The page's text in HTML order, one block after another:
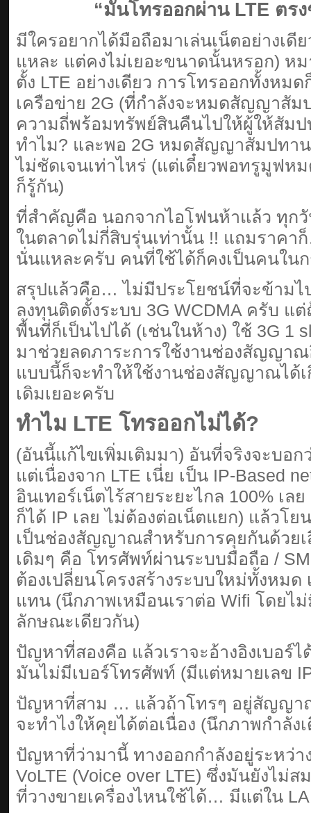
“มันโทรออกผ่าน LTE ตร
มีใครอยากได้มือถือมาเล่นเน็ตอย่างเดี
แหละ แต่คงไม่เยอะขนาดนั้นหรอก) ห
ตั้ง LTE อย่างเดียว การโทรออกทั้งหม
เครือข่าย 2G (ที่กำลังจะหมดสัญญาสั
ความถี่พร้อมทรัพย์สินคืนไปให้ผู้ให้สัม
ทำไม? และพอ 2G หมดสัญญาสัมปทาน
ไม่ชัดเจนเท่าไหร่ (แต่เดี๋ยวพอทรูมูฟ
ก็รู้กัน)
ที่สำคัญคือ นอกจากไอโฟนห้าแล้ว ทุกวั
ในตลาดไม่กี่สิบรุ่นเท่านั้น !! แถมราคา
นั่นแหละครับ คนที่ใช้ได้ก็คงเป็นคนในก
สรุปแล้วคือ… ไม่มีประโยชน์ที่จะข้ามไ
ลงทุนติดตั้งระบบ 3G WCDMA ครับ แ
พื้นที่ก็เป็นไปได้ (เช่นในห้าง) ใช้ 3G 1
มาช่วยลดภาระการใช้งานช่องสัญญาณ
แบบนี้ก็จะทำให้ใช้งานช่องสัญญาณได้
เดิมเยอะครับ
ทำไม LTE โทรออกไม่ได้?
(อันนี้แก้ไขเพิ่มเติมมา) อันที่จริงจะบอก
แต่เนื่องจาก LTE เนี่ย เป็น IP-Based
อินเทอร์เน็ตไร้สายระยะไกล 100% เ
ก็ได้ IP เลย ไม่ต้องต่อเน็ตแยก) แล้วโย
เป็นช่องสัญญาณสำหรับการคุยกันด้วยเ
เดิมๆ คือ โทรศัพท์ผ่านระบบมือถือ /
ต้องเปลี่ยนโครงสร้างระบบใหม่ทั้งหมด
แทน (นึกภาพเหมือนเราต่อ Wifi โดย
ลักษณะเดียวกัน)
ปัญหาที่สองคือ แล้วเราจะอ้างอิงเบอร์ไ
มันไม่มีเบอร์โทรศัพท์ (มีแต่หมายเลข
ปัญหาที่สาม … แล้วถ้าโทรๆ อยู่สัญญาณ
จะทำไงให้คุยได้ต่อเนื่อง (นึกภาพกำลั
ปัญหาที่ว่ามานี้ ทางออกกำลังอยู่ระหว่
VoLTE (Voice over LTE) ซึ่งมันยังไม่
ที่วางขายเครื่องไหนใช้ได้… มีแต่ใน